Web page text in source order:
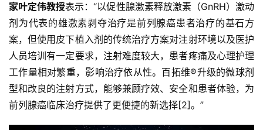
家叶定伟教授表示：“以促性腺激素释放激素（GnRH）激动
剂为代表的雄激素剥夺治疗是前列腺癌患者治疗的基石方
案，但使用皮下植入剂的传统治疗方案对注射环境以及医护
人员培训有一定要求，注射难度较大，患者疼痛及心理护理
工作量相对繁重，影响治疗依从性。百拓维®升级的微球剂
型和改良的注射方式，能够兼顾疗效、安全和患者体验，为
前列腺癌临床治疗提供了更便捷的新选择[2]。”